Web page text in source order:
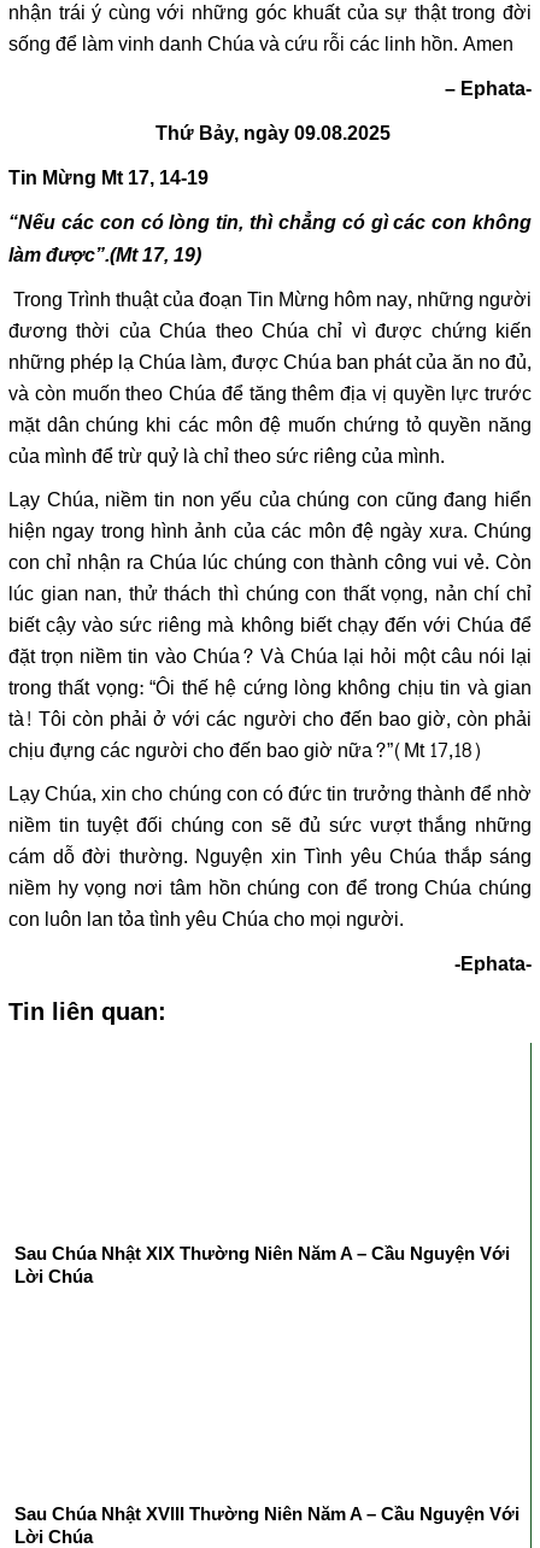
nhận trái ý cùng với những góc khuất của sự thật trong đời
sống để làm vinh danh Chúa và cứu rỗi các linh hồn. Amen
– Ephata-
Thứ Bảy, ngày 09.08.2025
Tin Mừng Mt 17, 14-19
“Nếu các con có lòng tin, thì chẳng có gì các con không
làm được”.(Mt 17, 19)
Trong Trình thuật của đoạn Tin Mừng hôm nay, những người
đương thời của Chúa theo Chúa chỉ vì được chứng kiến
những phép lạ Chúa làm, được Chúa ban phát của ăn no đủ,
và còn muốn theo Chúa để tăng thêm địa vị quyền lực trước
mặt dân chúng khi các môn đệ muốn chứng tỏ quyền năng
của mình để trừ quỷ là chỉ theo sức riêng của mình.
Lạy Chúa, niềm tin non yếu của chúng con cũng đang hiển
hiện ngay trong hình ảnh của các môn đệ ngày xưa. Chúng
con chỉ nhận ra Chúa lúc chúng con thành công vui vẻ. Còn
lúc gian nan, thử thách thì chúng con thất vọng, nản chí chỉ
biết cậy vào sức riêng mà không biết chạy đến với Chúa để
đặt trọn niềm tin vào Chúa? Và Chúa lại hỏi một câu nói lại
trong thất vọng: “Ôi thế hệ cứng lòng không chịu tin và gian
tà! Tôi còn phải ở với các người cho đến bao giờ, còn phải
chịu đựng các người cho đến bao giờ nữa?”(Mt 17,18)
Lạy Chúa, xin cho chúng con có đức tin trưởng thành để nhờ
niềm tin tuyệt đối chúng con sẽ đủ sức vượt thắng những
cám dỗ đời thường. Nguyện xin Tình yêu Chúa thắp sáng
niềm hy vọng nơi tâm hồn chúng con để trong Chúa chúng
con luôn lan tỏa tình yêu Chúa cho mọi người.
-Ephata-
Tin liên quan:
Sau Chúa Nhật XIX Thường Niên Năm A – Cầu Nguyện Với
Lời Chúa
Sau Chúa Nhật XVIII Thường Niên Năm A – Cầu Nguyện Với
Lời Chúa